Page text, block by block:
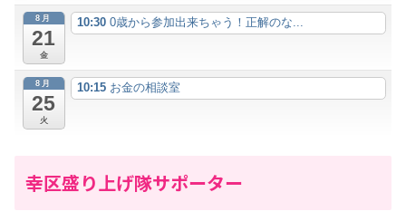
8月
21
金
10:30 0歳から参加出来ちゃう！正解のな...
8月
25
火
10:15 お金の相談室
幸区盛り上げ隊サポーター